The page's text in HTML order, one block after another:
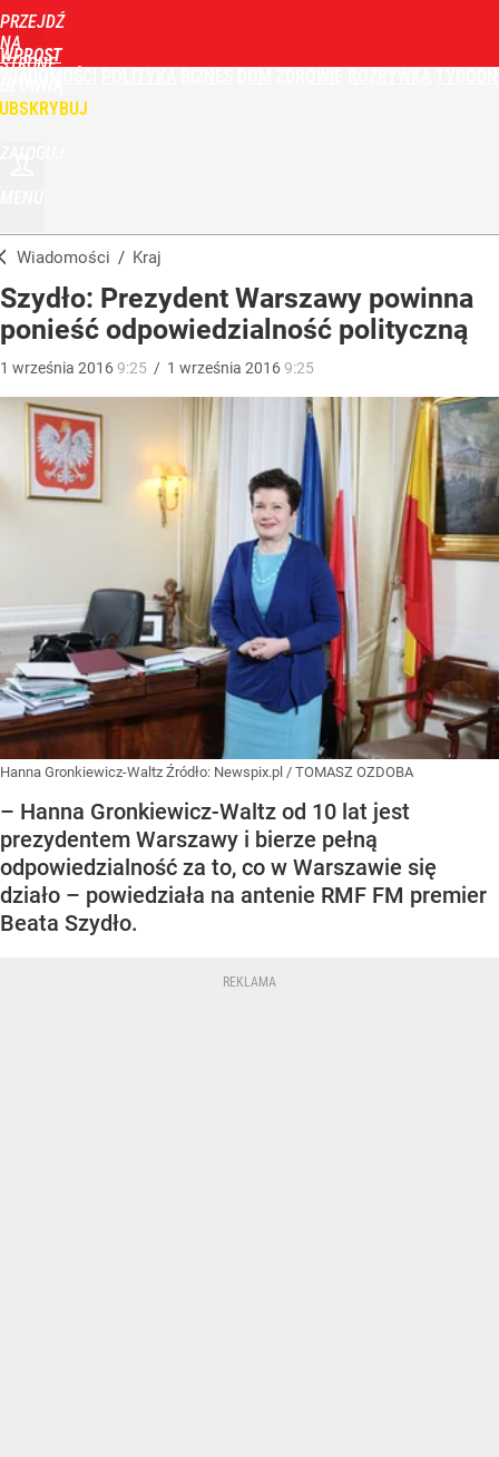
PRZEJDŹ
NA
STRONĘ
WPROST
Wiadomości / Kraj
Szydło: Prezydent Warszawy powinna
ponieść odpowiedzialność polityczną
1 września 20169:25 / 1 września 20169:25
Hanna Gronkiewicz-Waltz Źródło: Newspix.pl / TOMASZ OZDOBA
– Hanna Gronkiewicz-Waltz od 10 lat jest
prezydentem Warszawy i bierze pełną
odpowiedzialność za to, co w Warszawie się
działo – powiedziała na antenie RMF FM premier
Beata Szydło.